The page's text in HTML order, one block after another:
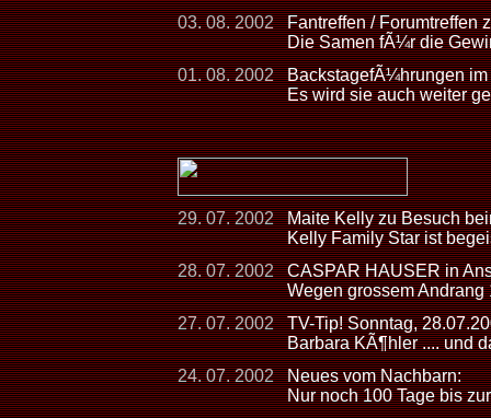
03. 08. 2002
Fantreffen / Forumtreffen
Die Samen fÃ¼r die
01. 08. 2002
BackstagefÃ¼hrungen
Es wird sie auch weiter
29. 07. 2002
Maite Kelly zu Besuch
Kelly Family Star ist
28. 07. 2002
CASPAR HAUSER in
Wegen grossem
27. 07. 2002
TV-Tip! Sonntag,
Barbara KÃ¶hler .... und
24. 07. 2002
Neues vom Nachbarn:
Nur noch 100 Tage bis